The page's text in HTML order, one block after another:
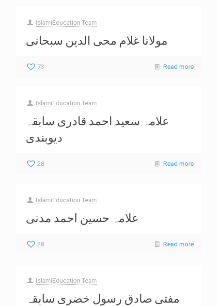
IslamiEducation Team
مولانا غلام محی الدین سبحانی
73 Read more
IslamiEducation Team
علامہ سعید احمد قادری سابقہ
دیوبندی
28 Read more
IslamiEducation Team
علامہ حسین احمد مدنی
28 Read more
IslamiEducation Team
مفتی صادق رسول خضری سابقہ